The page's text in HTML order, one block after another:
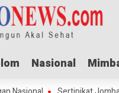
Nasional
Nasional